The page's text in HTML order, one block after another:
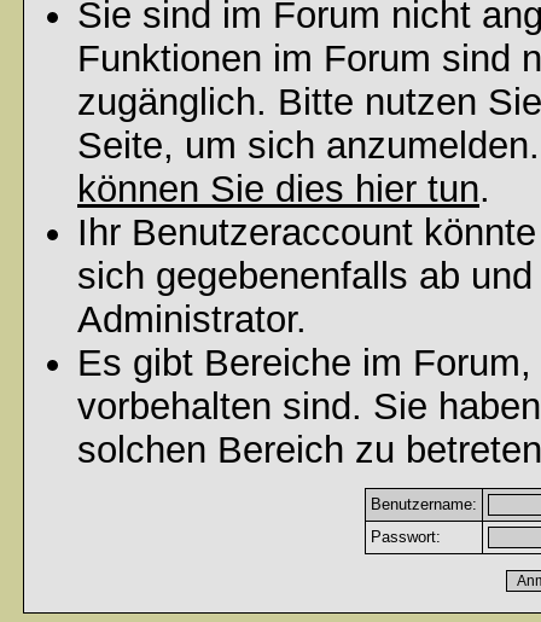
Sie sind im Forum nicht
Funktionen im Forum sind
zugänglich. Bitte nutzen
Seite, um sich
können Sie dies hier tun.
Ihr Benutzeraccount
sich gegebenenfalls ab
Administrator.
Es gibt Bereiche im
vorbehalten sind. Sie
solchen Bereich zu
Benutzername:
Passwort: